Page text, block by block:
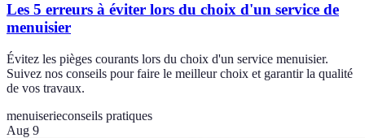
Les 5 erreurs à éviter lors du choix d'un service de
menuisier
Évitez les pièges courants lors du choix d'un service menuisier.
Suivez nos conseils pour faire le meilleur choix et garantir la qualité
de vos travaux.
menuiserieconseils pratiques
Aug 9